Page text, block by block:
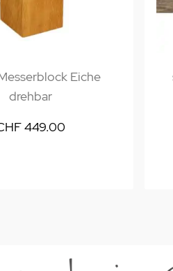
Eiche
drehbar
449.00